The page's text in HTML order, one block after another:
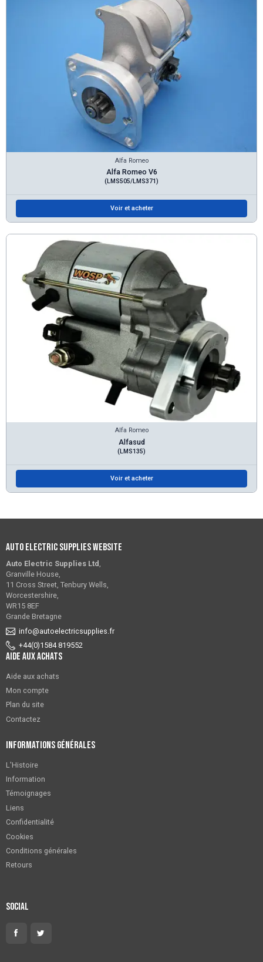
Alfa Romeo
Alfa Romeo V6
(LMS505/LMS371)
Voir et acheter
Alfa Romeo
Alfasud
(LMS135)
Voir et acheter
Auto Electric Supplies Website
Auto Electric Supplies Ltd ,
Granville House,
11 Cross Street, Tenbury Wells,
Worcestershire,
WR15 8EF
Grande Bretagne
info@autoelectricsupplies.fr
+44(0)1584 819552
Aide aux achats
Aide aux achats
Mon compte
Plan du site
Contactez
Informations générales
L'Histoire
Information
Témoignages
Liens
Confidentialité
Cookies
Conditions générales
Retours
Social